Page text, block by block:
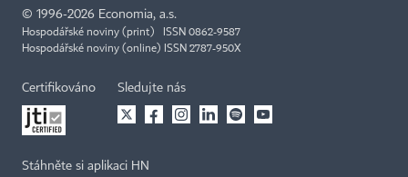
© 1996-2026 Economia, a.s.
Hospodářské noviny (print) ISSN 0862-9587
Hospodářské noviny (online) ISSN 2787-950X
Certifikováno Sledujte nás
Stáhněte si aplikaci HN